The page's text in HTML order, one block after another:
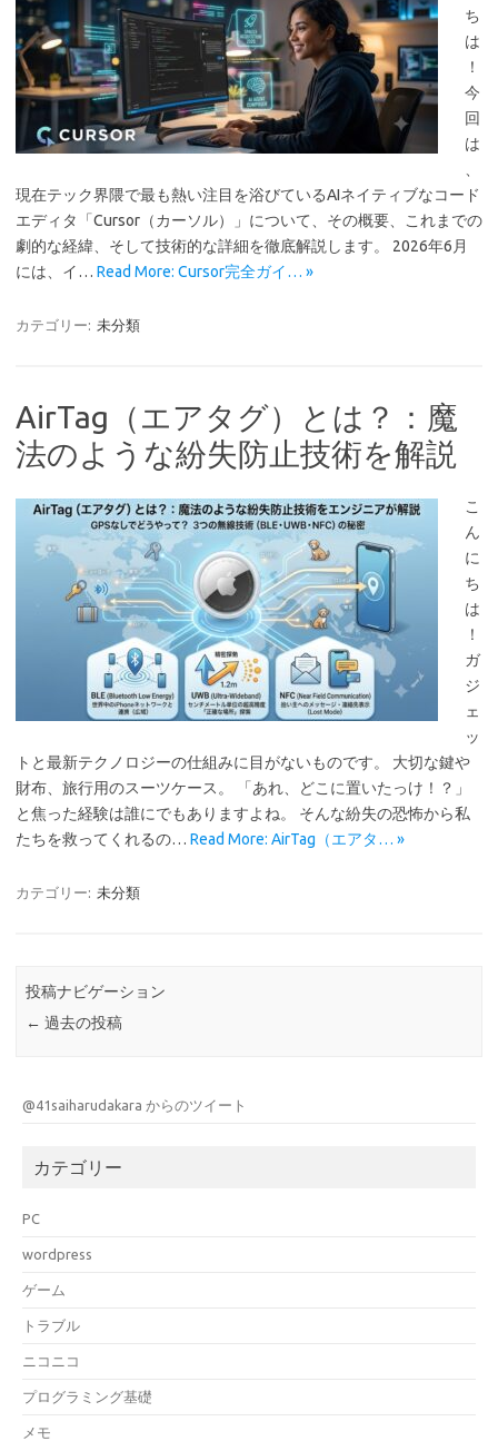
ち
は
！
今
回
は
現在テック界隈で最も熱い注目を浴びているAIネイティブなコード
エディタ「Cursor（カーソル）」について、その概要、これまでの
劇的な経緯、そして技術的な詳細を徹底解説します。 2026年6月
には、イ… Read More: Cursor完全ガイ… »
カテゴリー: 未分類
AirTag（エアタグ）とは？：魔
法のような紛失防止技術を解説
こ
ん
に
ち
は
！
ガ
ジ
ェ
ッ
トと最新テクノロジーの仕組みに目がないものです。 大切な鍵や
財布、旅行用のスーツケース。 「あれ、どこに置いたっけ！？」
と焦った経験は誰にでもありますよね。 そんな紛失の恐怖から私
たちを救ってくれるの… Read More: AirTag（エアタ… »
カテゴリー: 未分類
投稿ナビゲーション
← 過去の投稿
@41saiharudakara からのツイート
カテゴリー
PC
wordpress
ゲーム
トラブル
ニコニコ
プログラミング基礎
メモ